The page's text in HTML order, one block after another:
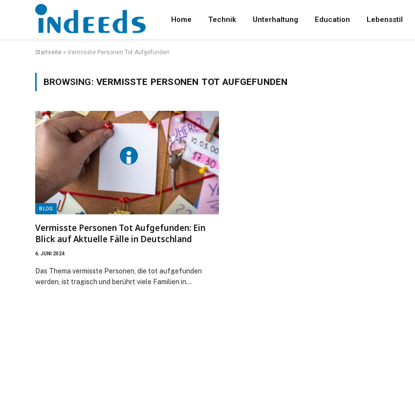
Home Technik Unterhaltung Education Lebensstil
Startseite » Vermisste Personen Tot Aufgefunden
BROWSING: VERMISSTE PERSONEN TOT AUFGEFUNDEN
BLOG
Vermisste Personen Tot Aufgefunden: Ein
Blick auf Aktuelle Fälle in Deutschland
6. JUNI 2024
Das Thema vermisste Personen, die tot aufgefunden
werden, ist tragisch und berührt viele Familien in…